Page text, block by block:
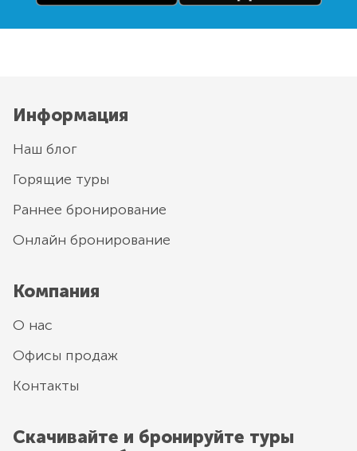
Информация
Наш блог
Горящие туры
Раннее бронирование
Онлайн бронирование
Компания
О нас
Офисы продаж
Контакты
Скачивайте и бронируйте туры